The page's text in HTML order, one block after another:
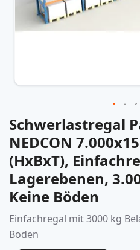
Zum
Anfang
der
Bildergalerie
springen
Schwerlastregal
NEDCON
(HxBxT),
Lagerebenen,
Keine Böden
Einfachregal mit 3000 kg
Böden